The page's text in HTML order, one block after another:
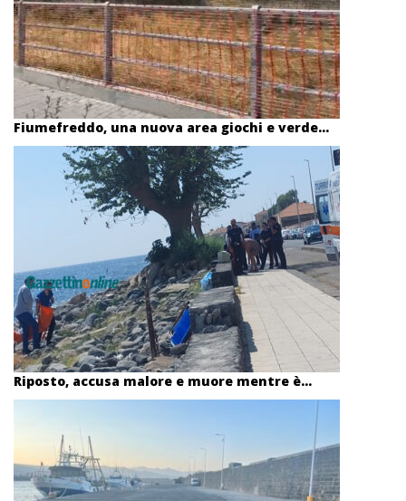
Fiumefreddo, una nuova area giochi e verde...
Riposto, accusa malore e muore mentre è...